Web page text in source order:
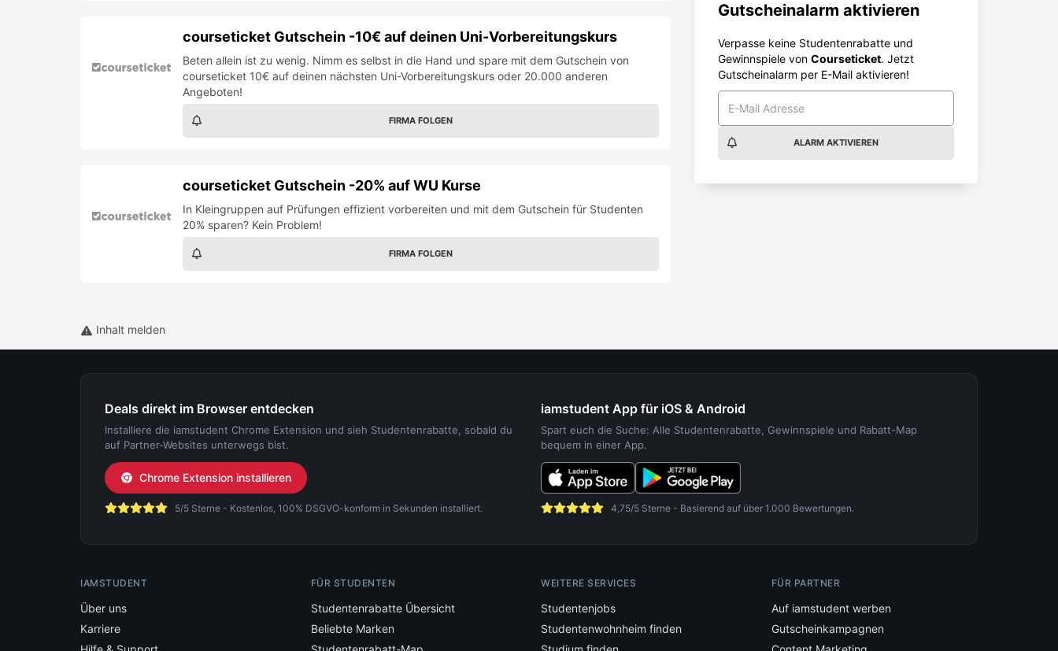
courseticket Gutschein -10€ auf deinen Uni-Vorbereitungskurs
Beten allein ist zu wenig. Nimm es selbst in die Hand und spare mit dem Gutschein von
courseticket 10€ auf deinen nächsten Uni-Vorbereitungskurs oder 20.000 anderen
Angeboten!
FIRMA FOLGEN
courseticket Gutschein -20% auf WU Kurse
In Kleingruppen auf Prüfungen effizient vorbereiten und mit dem Gutschein für Studenten
20% sparen? Kein Problem!
FIRMA FOLGEN
Gutscheinalarm aktivieren
Verpasse keine Studentenrabatte und
Gewinnspiele von Courseticket. Jetzt
Gutscheinalarm per E-Mail aktivieren!
ALARM AKTIVIEREN
Inhalt melden
Deals direkt im Browser entdecken
Installiere die iamstudent Chrome Extension und sieh Studentenrabatte, sobald du
auf Partner-Websites unterwegs bist.
Chrome Extension installieren
5/5 Sterne - Kostenlos, 100% DSGVO-konform in Sekunden installiert.
iamstudent App für iOS & Android
Spart euch die Suche: Alle Studentenrabatte, Gewinnspiele und Rabatt-Map
bequem in einer App.
4,75/5 Sterne - Basierend auf über 1.000 Bewertungen.
IAMSTUDENT
Über uns
Karriere
FÜR STUDENTEN
Studentenrabatte Übersicht
Beliebte Marken
WEITERE SERVICES
Studentenjobs
Studentenwohnheim finden
FÜR PARTNER
Auf iamstudent werben
Gutscheinkampagnen